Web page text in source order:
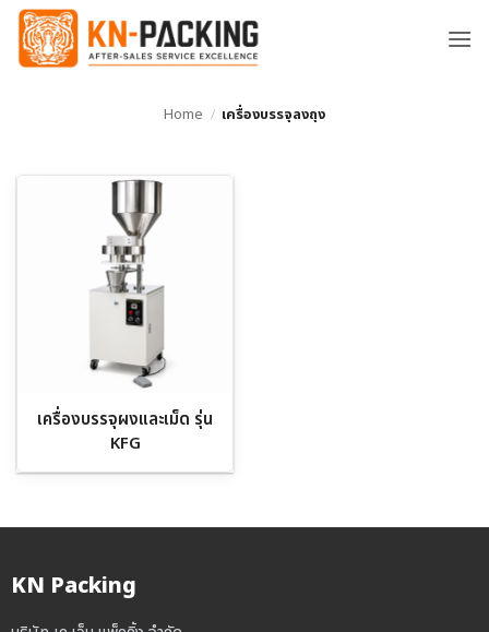
ข้าม
ยัง
Home / เครื่องบรรจุลงถุง
เครื่องบรรจุผงและเม็ด รุ่น
KFG
KN Packing